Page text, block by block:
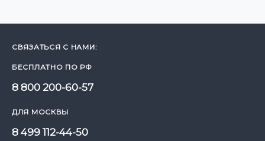
СВЯЗАТЬСЯ С НАМИ:
БЕСПЛАТНО ПО РФ
8 800 200-60-57
ДЛЯ МОСКВЫ
8 499 112-44-50